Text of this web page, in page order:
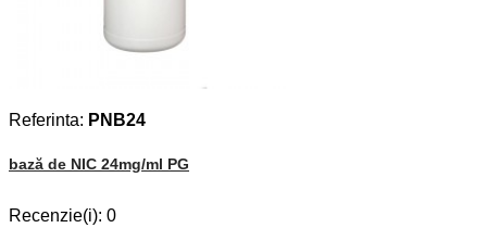
Referinta: PNB24
bază de NIC 24mg/ml PG
Recenzie(i): 0